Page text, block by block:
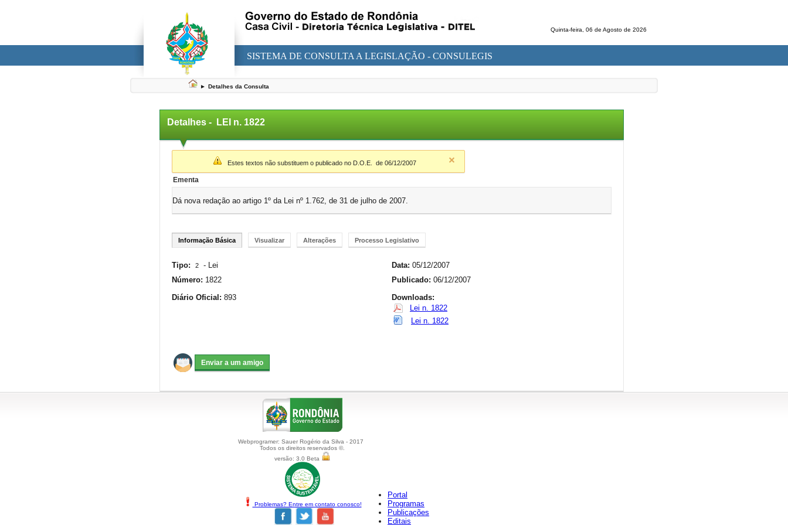
Quinta-feira, 06 de Agosto de 2026
SISTEMA DE CONSULTA A LEGISLAÇÃO - CONSULEGIS
► Detalhes da Consulta
Detalhes - LEI n. 1822
▼
Estes textos não substituem o publicado no D.O.E. de 06/12/2007
Ementa
Dá nova redação ao artigo 1º da Lei nº 1.762, de 31 de julho de 2007.
Informação Básica Visualizar Alterações Processo Legislativo
Tipo: 2 - Lei Data: 05/12/2007
Número: 1822 Publicado: 06/12/2007
Diário Oficial: 893
Downloads:
Lei n. 1822
Lei n. 1822
Webprogramer: Sauer Rogério da Silva - 2017
Todos os direitos reservados ©.
versão: 3.0 Beta
Problemas? Entre em contato conosco!
Portal
Programas
Publicações
Editais